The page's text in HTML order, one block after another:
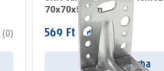
(0)
70x70x55mm
569 Ft / darab
Kosárba